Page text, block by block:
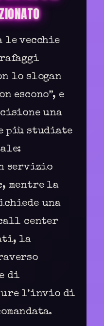
le vecchie
lo slogan
escono”, e
una
più studiate
servizio
mentre la
una
center
la
di
l’invio di